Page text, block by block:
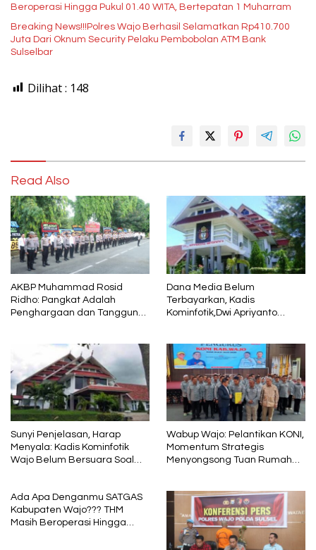
Beroperasi Hingga Pukul 01.40 WITA, Bertepatan 1 Muharram
Breaking News!!!Polres Wajo Berhasil Selamatkan Rp410.700
Juta Dari Oknum Security Pelaku Pembobolan ATM Bank
Sulselbar
Dilihat : 148
Read Also
AKBP Muhammad Rosid
Ridho: Pangkat Adalah
Penghargaan dan Tanggung
Dana Media Belum
Terbayarkan, Kadis
Kominfotik,Dwi Apriyanto
Sunyi Penjelasan, Harap
Menyala: Kadis Kominfotik
Wajo Belum Bersuara Soal
Wabup Wajo: Pelantikan KONI,
Momentum Strategis
Menyongsong Tuan Rumah
Ada Apa Denganmu SATGAS
Kabupaten Wajo??? THM
Masih Beroperasi Hingga